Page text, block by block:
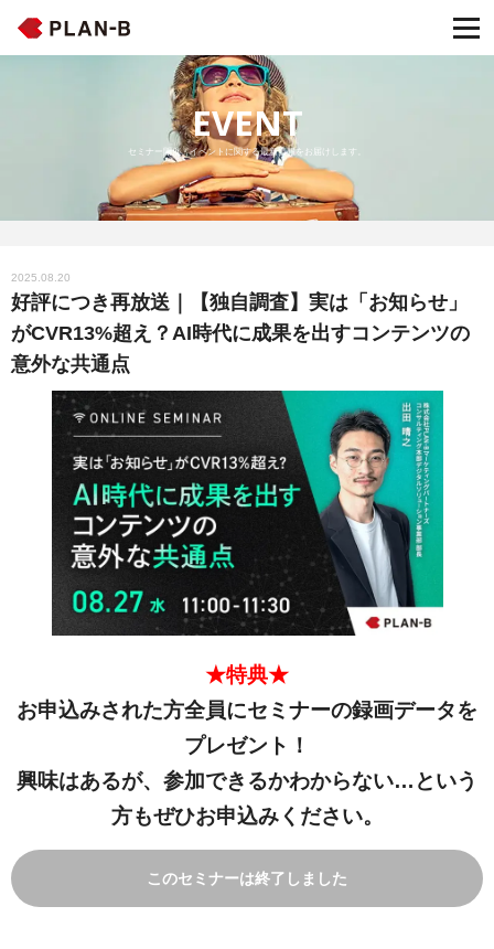
EVENT
セミナー開催・イベントに関する最新情報をお届けします。
2025.08.20
好評につき再放送｜【独自調査】実は「お知らせ」
がCVR13%超え？AI時代に成果を出すコンテンツの
意外な共通点
★特典★
お申込みされた方全員にセミナーの録画データを
プレゼント！
興味はあるが、参加できるかわからない…という
方もぜひお申込みください。
このセミナーは終了しました